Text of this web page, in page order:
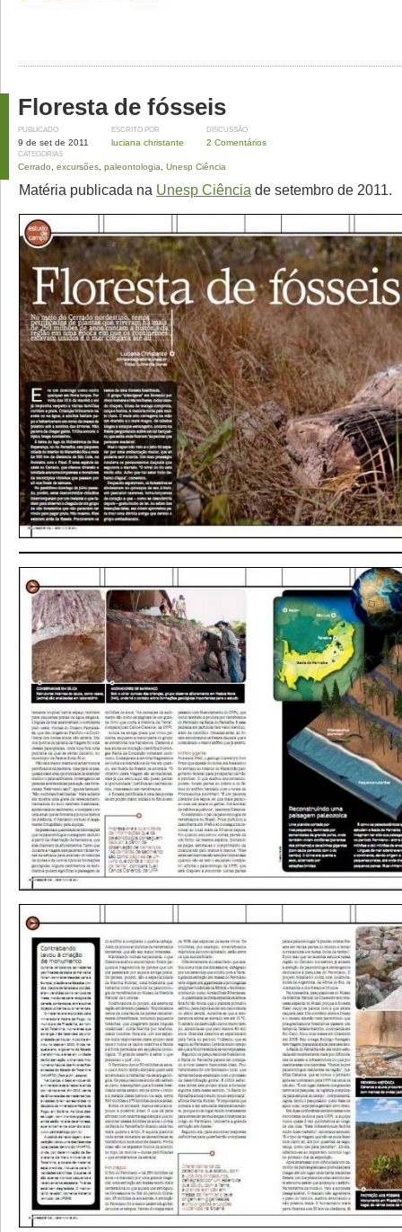
Floresta de fósseis
PUBLICADO
9 de set de 2011
ESCRITO POR
luciana christante
DISCUSSÃO
2 Comentários
CATEGORIAS
Cerrado excursões paleontologia Unesp Ciência
Matéria publicada na Unesp Ciência de setembro de 2011.